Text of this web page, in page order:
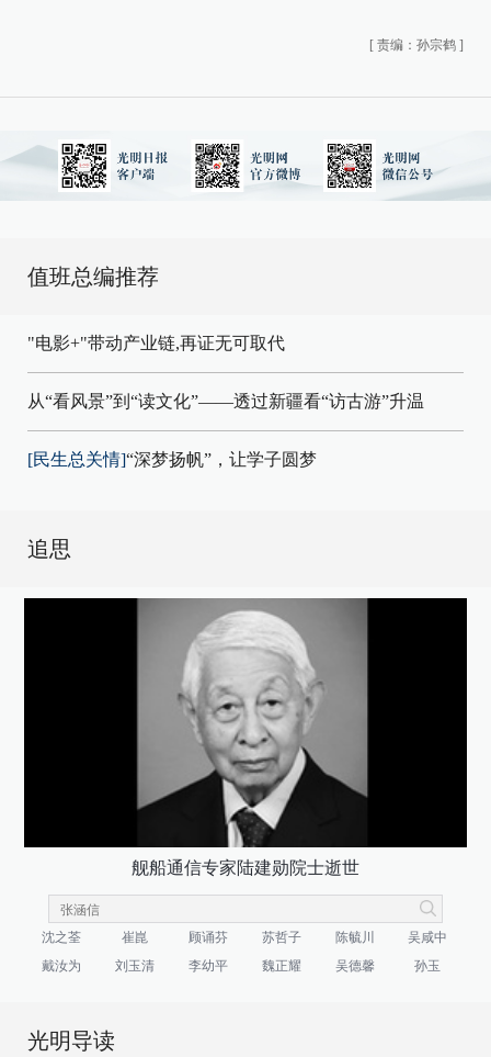
[ 责编：孙宗鹤 ]
值班总编推荐
"电影+"带动产业链,再证无可取代
从“看风景”到“读文化”——透过新疆看“访古游”升温
[民生总关情]“深梦扬帆”，让学子圆梦
追思
舰船通信专家陆建勋院士逝世
沈之荃 崔崑 顾诵芬 苏哲子 陈毓川
吴咸中
戴汝为
刘玉清 李幼平 魏正耀 吴德馨 孙玉
光明导读